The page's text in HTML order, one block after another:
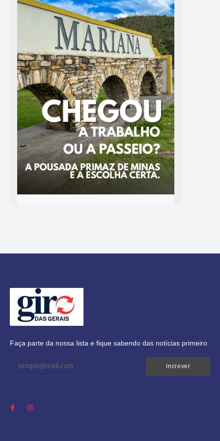
Faça parte da nossa lista e fique sabendo das notícias primeiro
Increver